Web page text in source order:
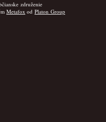
združenie
Metafox od Platon Group